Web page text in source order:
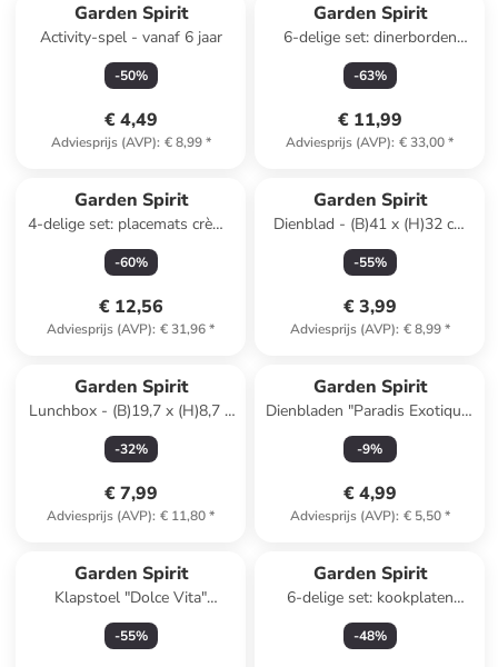
Garden Spirit
Activity-spel - vanaf 6 jaar
-50%
€ 4,49
Adviesprijs (AVP): € 8,99*
Garden Spirit
6-delige set: dinerborden
"Paradis Exotique"
meerkleurig - Ø 26 cm
-63%
€ 11,99
Adviesprijs (AVP): € 33,00*
Garden Spirit
4-delige set: placemats crème
- Ø 34 cm
-60%
€ 12,56
Adviesprijs (AVP): € 31,96*
Garden Spirit
Dienblad - (B)41 x (H)32 cm
(verrassingsproduct)
-55%
€ 3,99
Adviesprijs (AVP): € 8,99*
Garden Spirit
Lunchbox - (B)19,7 x (H)8,7 x
(D)18,7 cm
(verrassingsproduct)
-32%
€ 7,99
Adviesprijs (AVP): € 11,80*
Garden Spirit
Dienbladen "Paradis Exotique"
meerkleurig - (B)21 x (H)14
cm
-9%
€ 4,99
Adviesprijs (AVP): € 5,50*
Garden Spirit
Klapstoel "Dolce Vita"
blauw/wit - (B)44 x (H)75 x
(D)52 cm
-55%
Garden Spirit
6-delige set: kookplaten
''Terra'' beige - (H)45 x Ø 30
cm
-48%